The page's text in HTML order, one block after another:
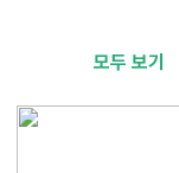
모두 보기